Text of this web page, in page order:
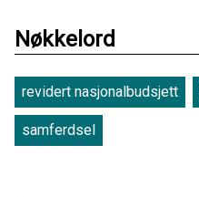
Nøkkelord
revidert nasjonalbudsjett
samferdsel